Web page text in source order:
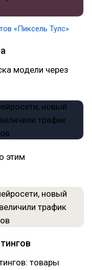
«Пиксель Тулс»
модели через
этим
товары